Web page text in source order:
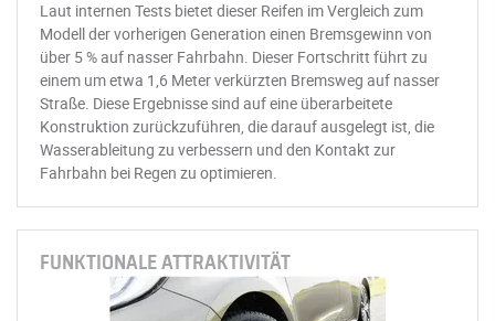
Laut internen Tests bietet dieser Reifen im Vergleich zum
Modell der vorherigen Generation einen Bremsgewinn von
über 5 % auf nasser Fahrbahn. Dieser Fortschritt führt zu
einem um etwa 1,6 Meter verkürzten Bremsweg auf nasser
Straße. Diese Ergebnisse sind auf eine überarbeitete
Konstruktion zurückzuführen, die darauf ausgelegt ist, die
Wasserableitung zu verbessern und den Kontakt zur
Fahrbahn bei Regen zu optimieren.
FUNKTIONALE ATTRAKTIVITÄT